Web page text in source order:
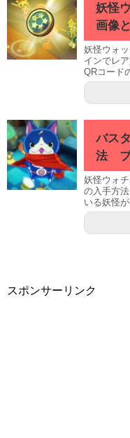
妖怪
画像
妖怪ウォ
インでレ
QRコード
バス
法 ブ
妖怪ウォ
の入手方
いる妖怪
スポンサーリンク